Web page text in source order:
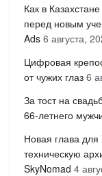
Как в
перед новым
Ads 6 августа,
Цифровая
от чужих глаз 6
За тост на
66-летнего
Новая глава
техническую
SkyNomad 4